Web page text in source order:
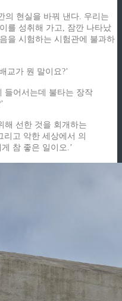
의 현실을 바꿔 낸다. 우리는
를 성취해 가고, 잠깐 나타났
을 시험하는 시험관에 불과하
교가 뭔 말이요?’
들어서는데 불타는 장작
해 선한 것을 회개하는
고 악한 세상에서 의
참 좋은 일이오.’